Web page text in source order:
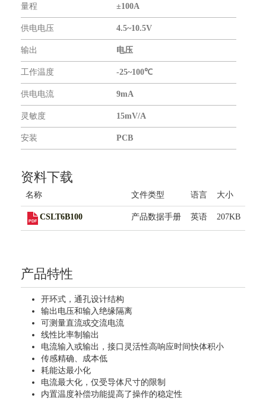
GNSS模块
GPS全向天线
合作伙伴
联系我们
量程 ±100A
供电电压 4.5~10.5V
输出 电压
工作温度 -25~100℃
供电电流 9mA
灵敏度 15mV/A
安装 PCB
资料下载
名称 文件类型 语言 大小
CSLT6B100 产品数据手册 英语 207KB
产品特性
开环式，通孔设计结构
输出电压和输入绝缘隔离
可测量直流或交流电流
线性比率制输出
电流输入或输出，接口灵活性高响应时间快体积小
传感精确、成本低
耗能达最小化
电流最大化，仅受导体尺寸的限制
内置温度补偿功能提高了操作的稳定性